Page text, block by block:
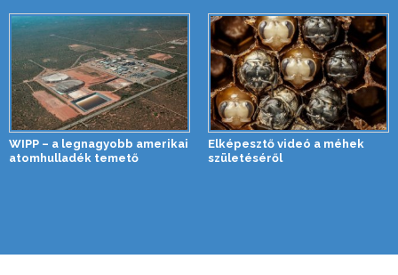
WIPP – a legnagyobb amerikai
atomhulladék temető
Elképesztő videó a méhek
születéséről